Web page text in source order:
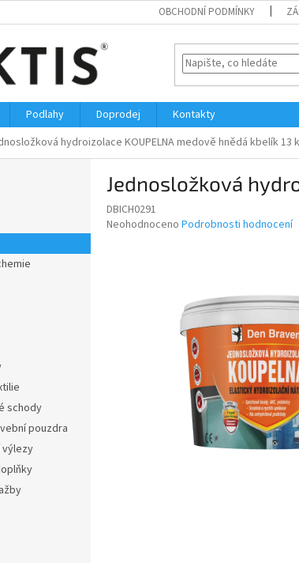
OBCHODNÍ PODMÍNKY
Podlahy Doprodej
Kontakty
hydroizolace KOUPELNA medově hnědá kbelík 13
schody
pouzdra
výlezy
Jednosložková
DBICH0291
Průměrné
Neohodnoceno Podrobnosti hodnocení